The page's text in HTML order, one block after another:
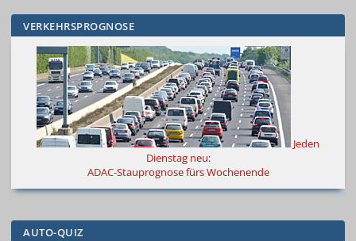
VERKEHRSPROGNOSE
Jeden
Dienstag neu:
ADAC-Stauprognose fürs Wochenende
AUTO-QUIZ